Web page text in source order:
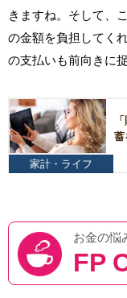
きますね。そして、
の金額を負担してく
の支払いも前向きに
蓄
家計・ライフ
お金の悩
FP